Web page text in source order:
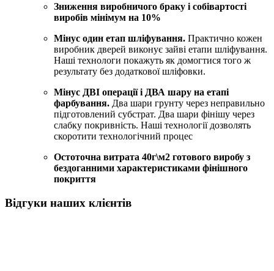
Зниження виробничого браку і собівартості
виробів мінімум на 10%
Мінус один етап шліфування. Практично кожен
виробник дверей виконує зайві етапи шліфування.
Наші технологи покажуть як домогтися того ж
результату без додаткової шліфовки.
Мінус ДВІ операції і ДВА шару на етапі
фарбування. Два шари грунту через неправильно
підготовлений субстрат. Два шари фінішу через
слабку покривність. Наші технології дозволять
скоротити технологічний процес
Остоточна витрата 40г\м2 готового виробу з
бездоганними характеристиками фінішного
покриття
Вiдгуки наших клiєнтiв